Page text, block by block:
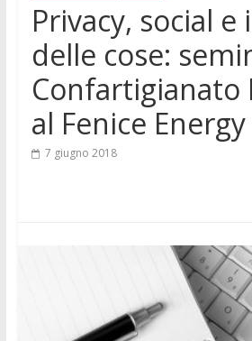
Privacy, social
delle cose:
Confartigianato
al Fenice
7 giugno 2018